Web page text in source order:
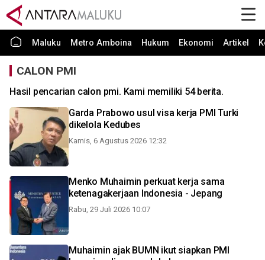
Maluku Metro Amboina Hukum Ekonomi Artikel
CALON PMI
Hasil pencarian calon pmi. Kami memiliki 54 berita.
Garda Prabowo usul visa kerja PMI Turki
dikelola Kedubes
Kamis, 6 Agustus 2026 12:32
Menko Muhaimin perkuat kerja sama
ketenagakerjaan Indonesia - Jepang
Rabu, 29 Juli 2026 10:07
Muhaimin ajak BUMN ikut siapkan PMI